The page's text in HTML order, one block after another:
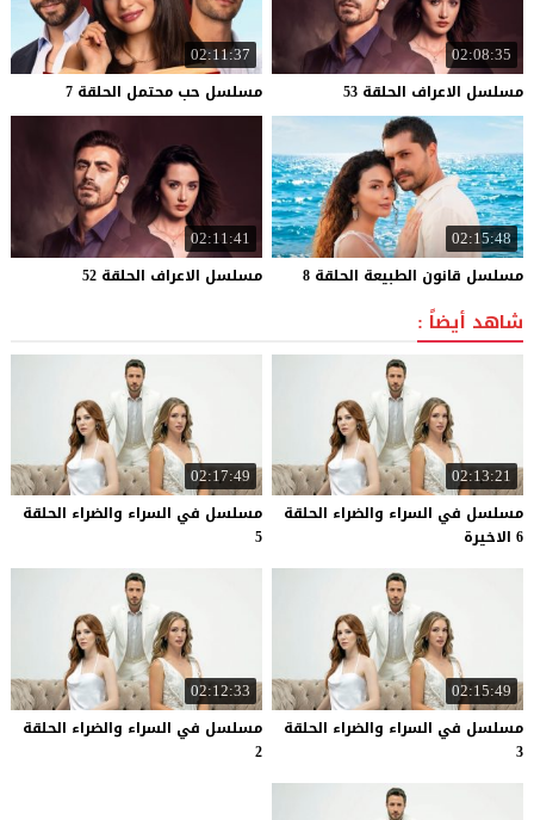
02:08:35
مسلسل الاعراف الحلقة 53
02:11:37
مسلسل حب محتمل الحلقة 7
02:15:48
مسلسل قانون الطبيعة الحلقة 8
02:11:41
مسلسل الاعراف الحلقة 52
شاهد أيضاً :
02:13:21
مسلسل في السراء والضراء الحلقة
6 الاخيرة
02:17:49
مسلسل في السراء والضراء الحلقة
5
02:15:49
مسلسل في السراء والضراء الحلقة
3
02:12:33
مسلسل في السراء والضراء الحلقة
2